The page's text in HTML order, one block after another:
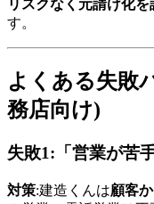
リスクなく元請け化を
す。
よくある失敗
務店向け)
失敗1:「営業が苦
対策:建造くんは顧客